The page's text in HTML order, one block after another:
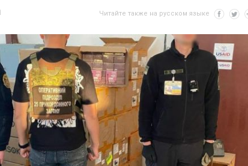
Читайте также на русском языке